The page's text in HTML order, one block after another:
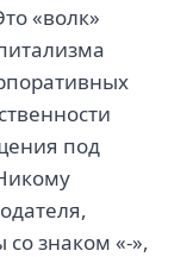
«волк»
под
со знаком «-»,